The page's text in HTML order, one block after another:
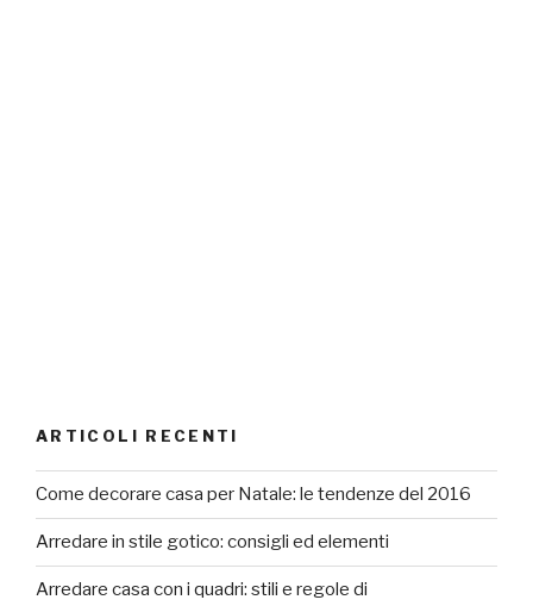
ARTICOLI RECENTI
Come decorare casa per Natale: le tendenze del 2016
Arredare in stile gotico: consigli ed elementi
Arredare casa con i quadri: stili e regole di